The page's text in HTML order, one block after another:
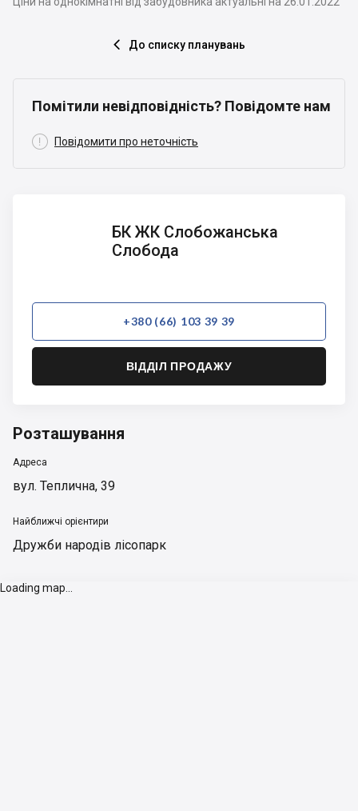
 До списку планувань
Помітили невідповідність? Повідомте нам
 Повідомити про неточність
СлобожанськаБК ЖК Слобожанська
Слобода
+380 (66) 103 39 39
ВІДДІЛ ПРОДАЖУ
Розташування
Адреса
вул. Теплична, 39
Найближчі орієнтири
Дружби народів лісопарк
Loading map...